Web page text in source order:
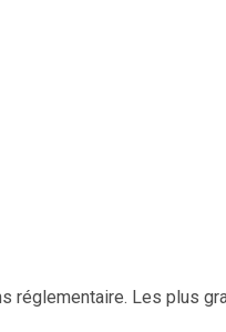
réglementaire. Les plus